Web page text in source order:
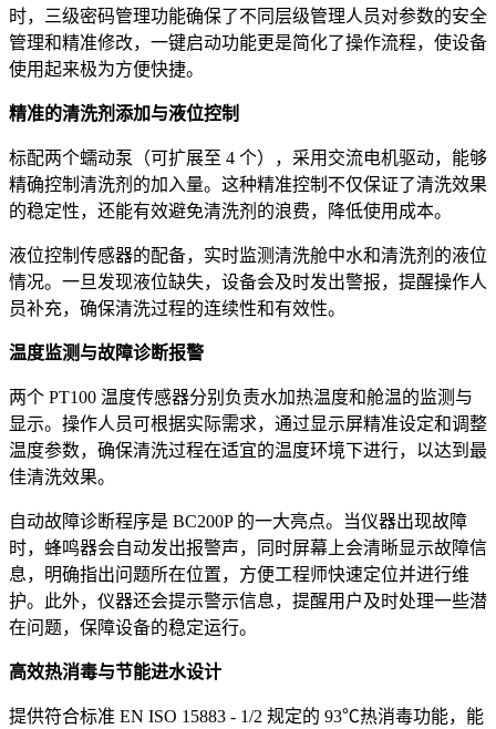
时，三级密码管理功能确保了不同层级管理人员对参数的安全
管理和精准修改，一键启动功能更是简化了操作流程，使设备
使用起来极为方便快捷。
精准的清洗剂添加与液位控制
标配两个蠕动泵（可扩展至 4 个），采用交流电机驱动，能够
精确控制清洗剂的加入量。这种精准控制不仅保证了清洗效果
的稳定性，还能有效避免清洗剂的浪费，降低使用成本。
液位控制传感器的配备，实时监测清洗舱中水和清洗剂的液位
情况。一旦发现液位缺失，设备会及时发出警报，提醒操作人
员补充，确保清洗过程的连续性和有效性。
温度监测与故障诊断报警
两个 PT100 温度传感器分别负责水加热温度和舱温的监测与
显示。操作人员可根据实际需求，通过显示屏精准设定和调整
温度参数，确保清洗过程在适宜的温度环境下进行，以达到最
佳清洗效果。
自动故障诊断程序是 BC200P 的一大亮点。当仪器出现故障
时，蜂鸣器会自动发出报警声，同时屏幕上会清晰显示故障信
息，明确指出问题所在位置，方便工程师快速定位并进行维
护。此外，仪器还会提示警示信息，提醒用户及时处理一些潜
在问题，保障设备的稳定运行。
高效热消毒与节能进水设计
提供符合标准 EN ISO 15883 - 1/2 规定的 93℃热消毒功能，能